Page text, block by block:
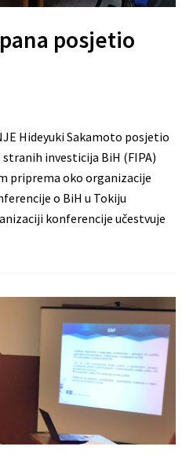
posjetio
Hideyuki Sakamoto posjetio
investicija BiH (FIPA)
priprema oko organizacije
o BiH u Tokiju
konferencije učestvuje